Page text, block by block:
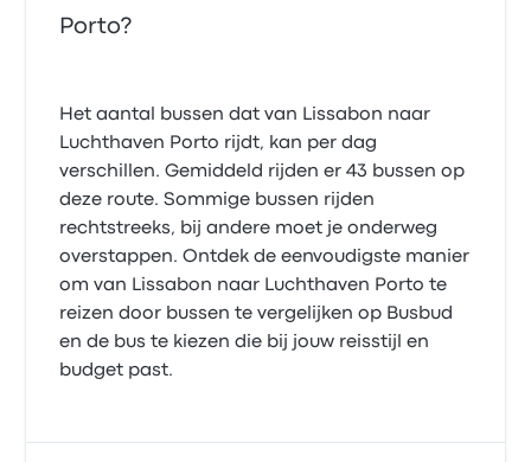
Porto?
Het aantal bussen dat van Lissabon naar
Luchthaven Porto rijdt, kan per dag
verschillen. Gemiddeld rijden er 43 bussen op
deze route. Sommige bussen rijden
rechtstreeks, bij andere moet je onderweg
overstappen. Ontdek de eenvoudigste manier
om van Lissabon naar Luchthaven Porto te
reizen door bussen te vergelijken op Busbud
en de bus te kiezen die bij jouw reisstijl en
budget past.